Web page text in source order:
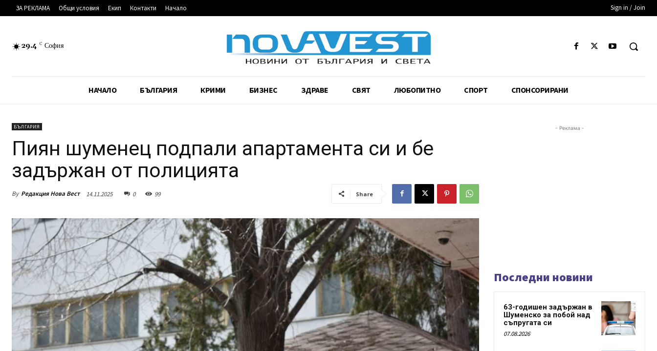
ЗА РЕКЛАМА Общи условия Екип Контакти Начало Sign in / Join
29.4 C София
НАЧАЛО БЪЛГАРИЯ КРИМИ БИЗНЕС ЗДРАВЕ СВЯТ ЛЮБОПИТНО СПОРТ СПОНСОРИРАНИ
БЪЛГАРИЯ
Пиян шуменец подпали апартамента си и бе
задържан от полицията
By Редакция Нова Вест 14.11.2025 0 99 Share
- Реклама -
Последни новини
63-годишен задържан в
Шуменско за побой над
съпругата си
07.08.2026